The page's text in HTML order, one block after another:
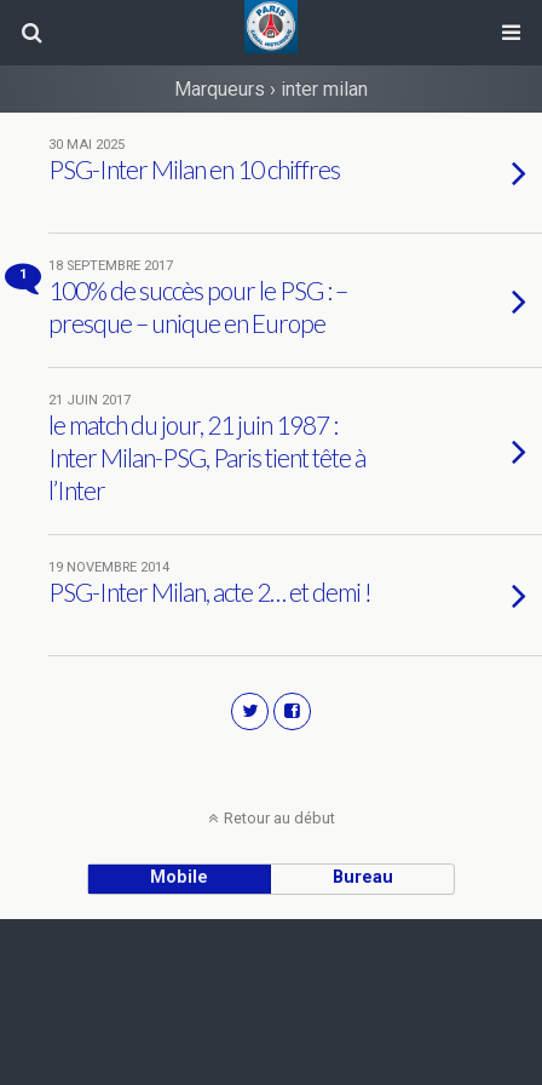
Marqueurs › inter milan
30 MAI 2025
PSG-Inter Milan en 10 chiffres
1
18 SEPTEMBRE 2017
100% de succès pour le PSG : –
presque – unique en Europe
21 JUIN 2017
le match du jour, 21 juin 1987 :
Inter Milan-PSG, Paris tient tête à
l’Inter
19 NOVEMBRE 2014
PSG-Inter Milan, acte 2… et demi !
Retour au début
Mobile Bureau